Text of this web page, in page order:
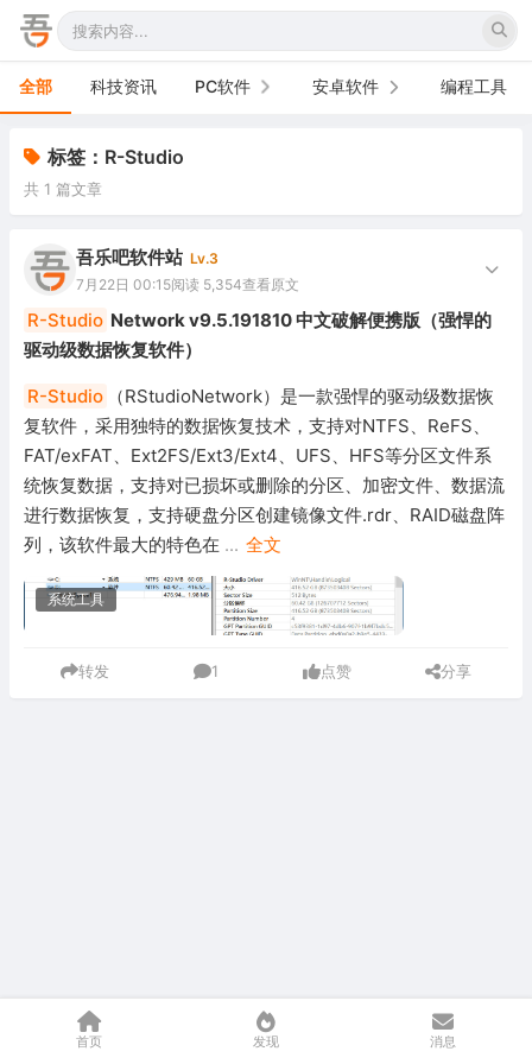
首页 发现 消息
全部 科技资讯 PC软件
办公软件
网络软件
图形图像
游戏娱乐
安全防御
系统下载
系统工具
安卓软件
手机软件
电视软件
车机软件
编程工具
标签：R-Studio
共 1 篇文章
吾乐吧软件站 Lv.3
7月22日 00:15阅读 5,354查看原文
R-Studio Network v9.5.191810 中文破解便携版（强悍的
驱动级数据恢复软件）
R-Studio
（RStudioNetwork）是一款强悍的驱动级数据恢
复软件，采用独特的数据恢复技术，支持对NTFS、ReFS、
FAT/exFAT、Ext2FS/Ext3/Ext4、UFS、HFS等分区文件系
统恢复数据，支持对已损坏或删除的分区、加密文件、数据流
进行数据恢复，支持硬盘分区创建镜像文件.rdr、RAID磁盘阵
列，该软件最大的特色在 ... 全文
系统工具
转发 1 点赞 分享